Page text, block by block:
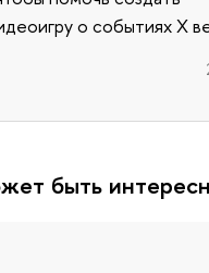
о событиях X
быть